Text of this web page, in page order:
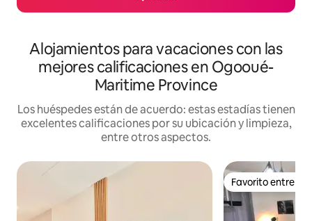
Alojamientos para vacaciones con las
mejores calificaciones en Ogooué-
Maritime Province
Los huéspedes están de acuerdo: estas estadías tienen
excelentes calificaciones por su ubicación y limpieza,
entre otros aspectos.
Favorito entre
Favorito entre